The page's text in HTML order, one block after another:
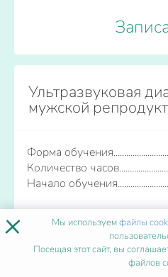
Ультразвуковая
мужской
Форма обучения
Количество часов
Начало обучения
× Мы используемфайлы
Посещая этот сайт, вы
файлов